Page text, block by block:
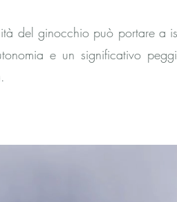
del ginocchio può portare a
e un significativo